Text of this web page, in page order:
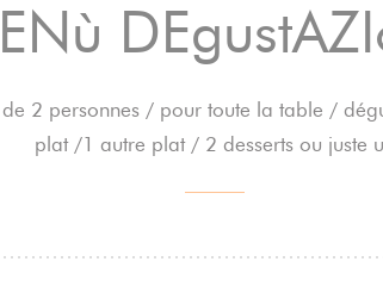
2 personnes / pour toute la table /
plat /1 autre plat / 2 desserts ou juste